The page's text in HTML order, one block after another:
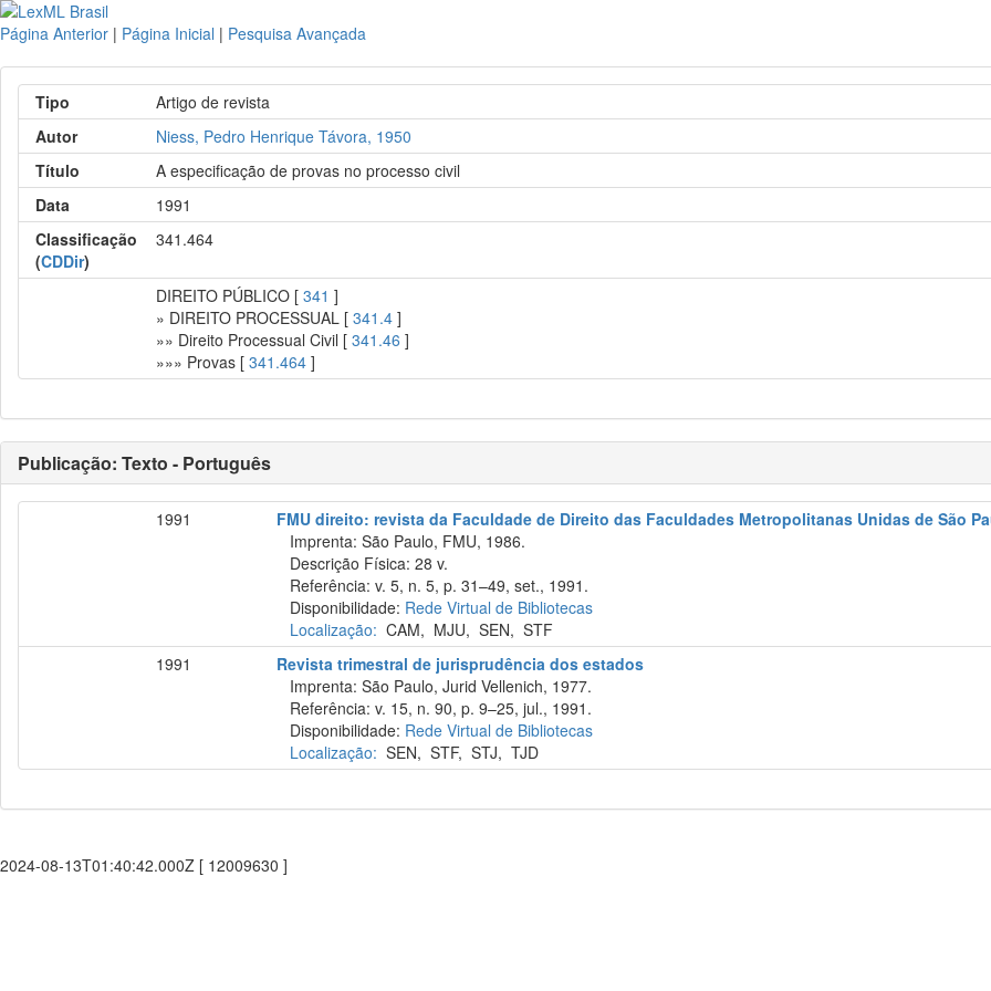
Página Anterior | Página Inicial | Pesquisa Avançada
Tipo
Artigo de revista
Autor
Niess, Pedro Henrique Távora, 1950
Título
A especificação de provas no processo civil
Data
1991
Classificação
(CDDir)
341.464
DIREITO PÚBLICO [341 ]
» DIREITO PROCESSUAL [341.4 ]
»» Direito Processual Civil [341.46 ]
»»» Provas [341.464 ]
Publicação: Texto - Português
1991
FMU direito: revista da Faculdade de Direito das Faculdades Metropolitanas Unidas de São
Imprenta: São Paulo, FMU, 1986.
Descrição Física: 28 v.
Referência: v. 5, n. 5, p. 31–49, set., 1991.
Disponibilidade: Rede Virtual de Bibliotecas
Localização: CAM, MJU,SEN,STF
1991
Revista trimestral de jurisprudência dos estados
Imprenta: São Paulo, Jurid Vellenich, 1977.
Referência: v. 15, n. 90, p. 9–25, jul., 1991.
Disponibilidade: Rede Virtual de Bibliotecas
Localização: SEN,STF,STJ,TJD
2024-08-13T01:40:42.000Z [ 12009630 ]